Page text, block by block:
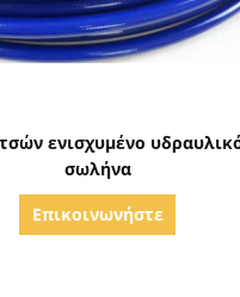
ενισχυμένο
σωλήνα
Επικοινωνήστε